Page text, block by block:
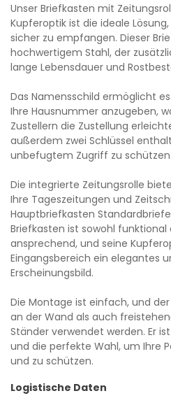
Unser Briefkasten mit
Kupferoptik ist die ideale
sicher zu empfangen. Dieser
hochwertigem Stahl, der
lange Lebensdauer und
Das Namensschild ermöglicht
Ihre Hausnummer anzugeben,
Zustellern die Zustellung
außerdem zwei Schlüssel
unbefugtem Zugriff zu schützen.
Die integrierte Zeitungsrolle
Ihre Tageszeitungen und
Hauptbriefkasten
Briefkasten ist sowohl
ansprechend, und seine
Eingangsbereich ein elegantes
Erscheinungsbild.
Die Montage ist einfach, und
an der Wand als auch
Ständer verwendet werden. Er
und die perfekte Wahl, um Ihre
und zu schützen.
Logistische Daten